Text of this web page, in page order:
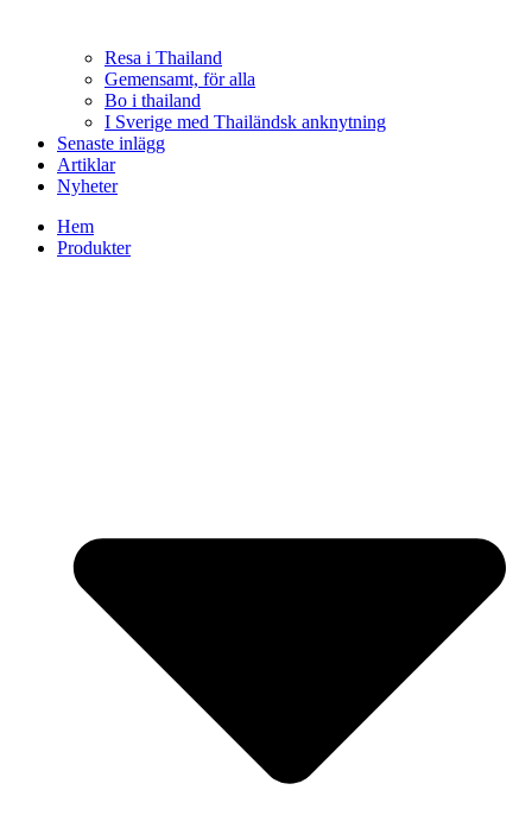
Resa i Thailand
Gemensamt, för alla
Bo i thailand
I Sverige med Thailändsk anknytning
Senaste inlägg
Artiklar
Nyheter
Hem
Produkter